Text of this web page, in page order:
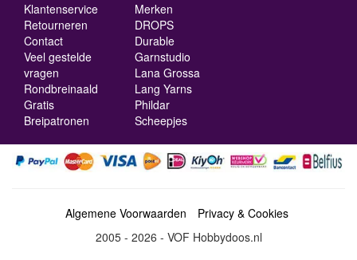
Klantenservice
Retourneren
Contact
Veel gestelde
vragen
Rondbreinaald
Gratis
Breipatronen
Merken
DROPS
Durable
Garnstudio
Lana Grossa
Lang Yarns
Phildar
Scheepjes
Algemene Voorwaarden
Privacy & Cookies
2005 - 2026 - VOF Hobbydoos.nl